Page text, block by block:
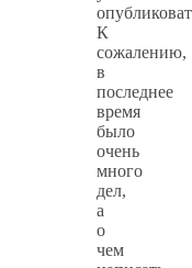
К
сожалению,
в
последнее
время
было
очень
много
дел,
а
о
чем